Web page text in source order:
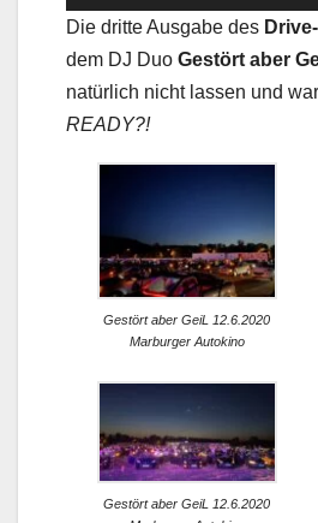
Die dritte Ausgabe des
dem DJ Duo Gestört aber
natürlich nicht lassen und
READY?!
Gestört aber GeiL 12.6.2020
Marburger Autokino
Gestört aber GeiL 12.6.2020